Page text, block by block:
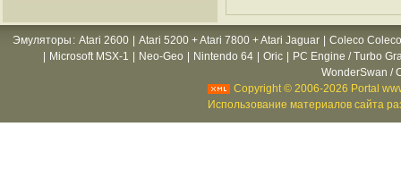
Эмуляторы : Atari 2600 Atari 5200 + Atari 7800 + Atari Jaguar
Coleco
Microsoft MSX-1 Neo-Geo Nintendo 64 Oric
PC Engine / Turbo
WonderSwan /
Copyright © 2006-2026 Portal
Использование материалов сайта